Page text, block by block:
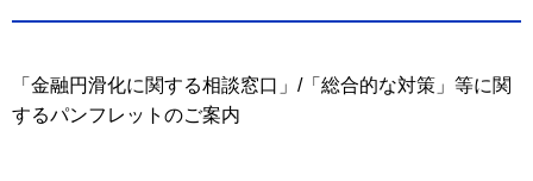
「金融円滑化に関する相談窓口」/「総合的な対策」等に関
するパンフレットのご案内